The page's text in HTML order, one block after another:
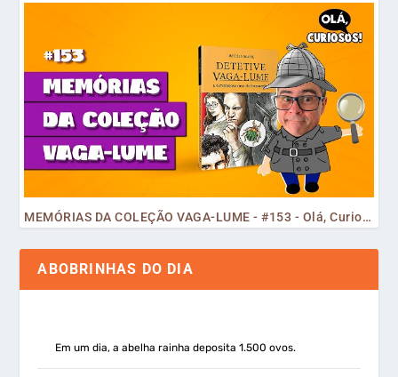
MEMÓRIAS DA COLEÇÃO VAGA-LUME - #153 - Olá, Curiosos! 2023
ABOBRINHAS DO DIA
Em um dia, a abelha rainha deposita 1.500 ovos.